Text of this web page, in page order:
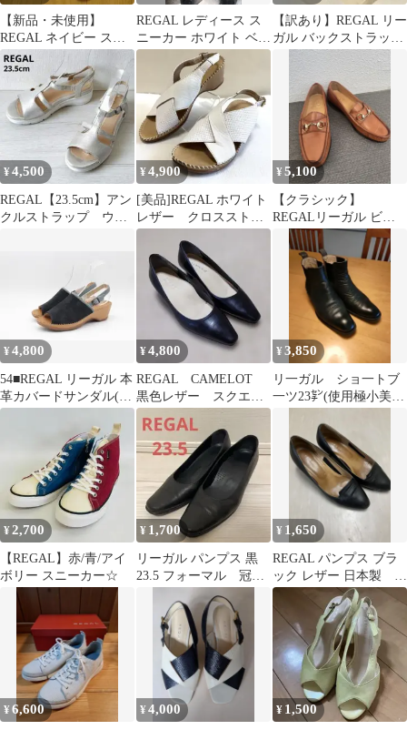
【新品・未使用】
REGAL ネイビー スエ
ード スウェード スニ
ーカー
REGAL レディース ス
ニーカー ホワイト ベー
ジュ 24cm
【訳あり】REGAL リー
ガル バックストラップ
パンプス 黒 約23.5㎝
¥4,500
REGAL【23.5cm】アン
クルストラップ ウエ
¥4,900
[美品]REGAL ホワイト
レザー クロスストラ
ップ ステッチ24セン
チサンダル
¥5,100
【クラシック】
REGALリーガル ビッ
トローファー レザー ブ
ラウン 24EE
¥4,800
54■REGAL リーガル 本
革カバードサンダル(24
ｃｍ)超美品
¥4,800
REGAL CAMELOT
黒色レザー スクエア
トゥ パンプス 24cm
¥3,850
リ一ガル ショ一トブ
一ツ23㌢(使用極小美
¥2,700
【REGAL】赤/青/アイ
ボリー スニーカー☆
¥ 1,700
リーガル パンプス 黒
23.5 フォーマル 冠婚
¥ 1,650
REGAL パンプス ブラ
ック レザー 日本製
22.5
¥6,600 ¥4,000 ¥ 1,500